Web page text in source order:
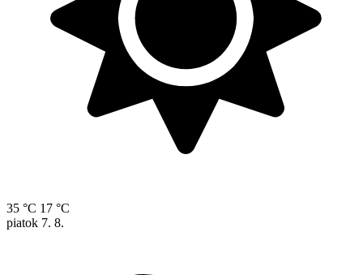
35 °C 17 °C
piatok 7. 8.